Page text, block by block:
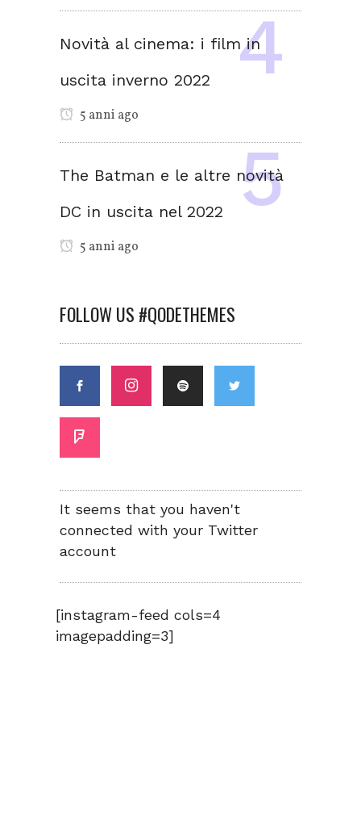
Novità al cinema: i film in
uscita inverno 2022
5 anni ago
The Batman e le altre novità
DC in uscita nel 2022
5 anni ago
FOLLOW US #QODETHEMES
It seems that you haven't
connected with your Twitter
account
[instagram-feed cols=4
imagepadding=3]